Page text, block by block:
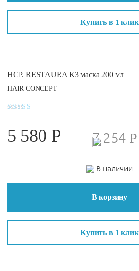
Купить в 1 клик
HCP. RESTAURA К3 маска 200 мл
HAIR CONCEPT
из 5
5 580 Р 7 254Р
В наличии
В корзину
Купить в 1 клик